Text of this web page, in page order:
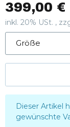
399,00 €
inkl. 20% USt. ,
Größe
xDieser Artikel
gewünschte